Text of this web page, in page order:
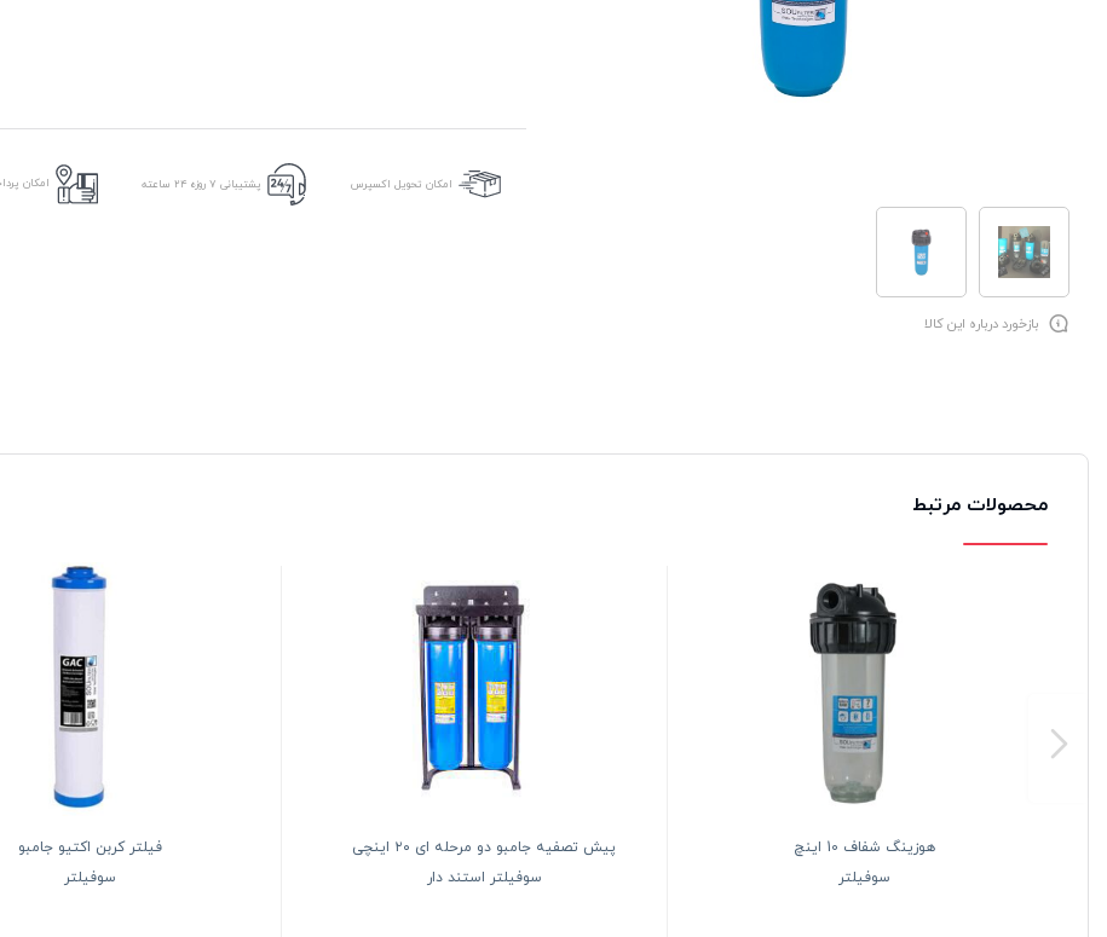
امکان تحویل اکسپرس پشتیبانی ۷ روزه ۲۴ ساعته امکان
بازخورد درباره این کالا
محصولات مرتبط
هوزینگ شفاف 10 اینچ
سوفیلتر
پیش تصفیه جامبو دو مرحله ای ۲۰ اینچی
سوفیلتر استند دار
فیلتر کربن اکتیو جامبو
سوفیلتر